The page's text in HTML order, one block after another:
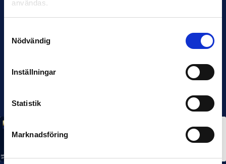
användas.
Nödvändig
Inställningar
Statistik
Marknadsföring
Rösta på Månadens Spelare & Tränare i juli